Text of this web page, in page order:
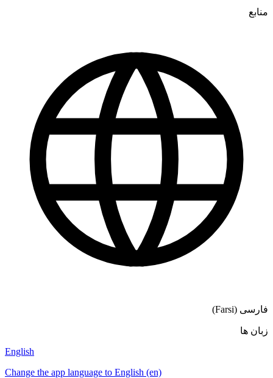
منابع
فارسی (Farsi)
زبان ها
English
Change the app language to English (en)